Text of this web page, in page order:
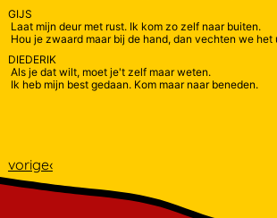
GIJS
Laat mijn deur met rust. Ik kom zo zelf naar buiten.
Hou je zwaard maar bij de hand, dan vechten we het
DIEDERIK
Als je dat wilt, moet je't zelf maar weten.
Ik heb mijn best gedaan. Kom maar naar beneden.
vorige‹